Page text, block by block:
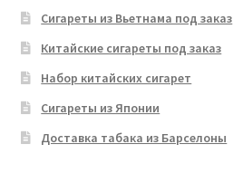
Сигареты из Вьетнама под заказ
Китайские сигареты под заказ
Набор китайских сигарет
Сигареты из Японии
Доставка табака из Барселоны